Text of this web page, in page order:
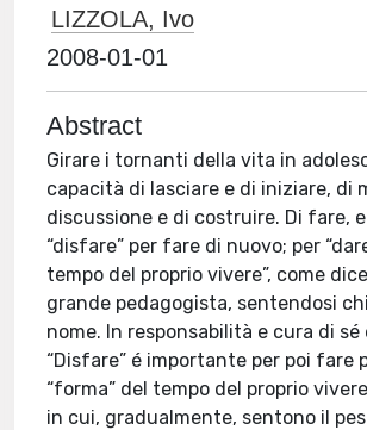
LIZZOLA, Ivo
2008-01-01
Abstract
Girare i tornanti della vita in
capacità di lasciare e di iniziare, di
discussione e di costruire. Di fare,
“disfare” per fare di nuovo; per
tempo del proprio vivere”, come
grande pedagogista, sentendosi
nome. In responsabilità e cura di sé
“Disfare” é importante per poi fare
“forma” del tempo del proprio
in cui, gradualmente, sentono il